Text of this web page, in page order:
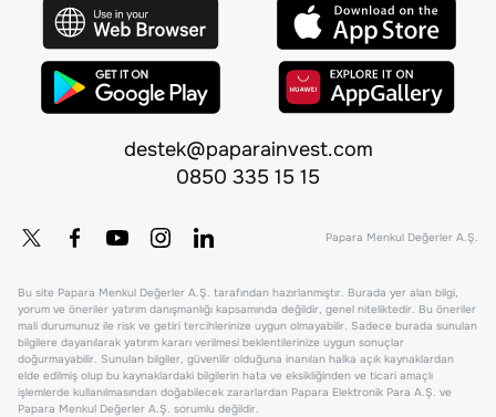
destek@paparainvest.com
0850 335 15 15
Papara Menkul Değerler A.Ş.
Bu site Papara Menkul Değerler A.Ş. tarafından hazırlanmıştır. Burada yer alan bilgi,
yorum ve öneriler yatırım danışmanlığı kapsamında değildir, genel niteliktedir. Bu öneriler
mali durumunuz ile risk ve getiri tercihlerinize uygun olmayabilir. Sadece burada sunulan
bilgilere dayanılarak yatırım kararı verilmesi beklentilerinize uygun sonuçlar
doğurmayabilir. Sunulan bilgiler, güvenilir olduğuna inanılan halka açık kaynaklardan
elde edilmiş olup bu kaynaklardaki bilgilerin hata ve eksikliğinden ve ticari amaçlı
işlemlerde kullanılmasından doğabilecek zararlardan Papara Elektronik Para A.Ş. ve
Papara Menkul Değerler A.Ş. sorumlu değildir.